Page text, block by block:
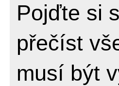
Pojďte si
přečíst
musí být